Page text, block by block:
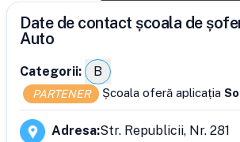
Date de contact școala de
Auto
Categorii: B
PARTENER Școala oferă aplicația
Adresa:Str. Republicii, Nr. 281